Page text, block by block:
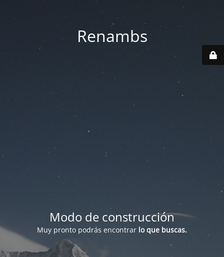
Renambs
Modo de construcción
Muy pronto podrás encontrar lo que buscas.